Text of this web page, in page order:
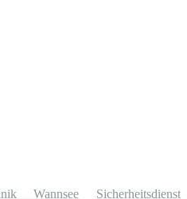
Wannsee
Sicherheitsdienst